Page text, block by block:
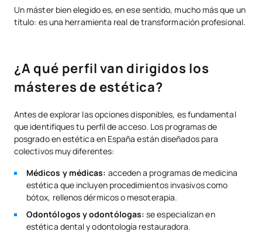
Un máster bien elegido es, en ese sentido, mucho más que un
título: es una herramienta real de transformación profesional.
¿A qué perfil van dirigidos los
másteres de estética?
Antes de explorar las opciones disponibles, es fundamental
que identifiques tu perfil de acceso. Los programas de
posgrado en estética en España están diseñados para
colectivos muy diferentes:
Médicos y médicas: acceden a programas de medicina
estética que incluyen procedimientos invasivos como
bótox, rellenos dérmicos o mesoterapia.
Odontólogos y odontólogas: se especializan en
estética dental y odontología restauradora.